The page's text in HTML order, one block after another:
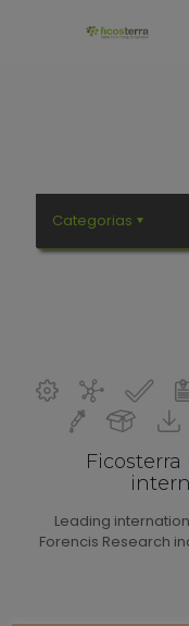
.
Categorias
Leading
Forencis Research